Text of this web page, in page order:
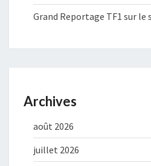
Grand Reportage TF1 sur le
Archives
août 2026
juillet 2026